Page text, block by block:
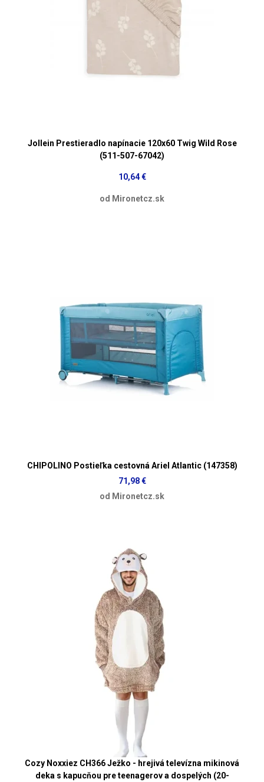
Jollein Prestieradlo napínacie 120x60 Twig Wild Rose
(511-507-67042)
10,64 €
od Mironetcz.sk
CHIPOLINO Postieľka cestovná Ariel Atlantic (147358)
71,98 €
od Mironetcz.sk
Cozy Noxxiez CH366 Ježko - hrejivá televízna mikinová
deka s kapucňou pre teenagerov a dospelých (20-